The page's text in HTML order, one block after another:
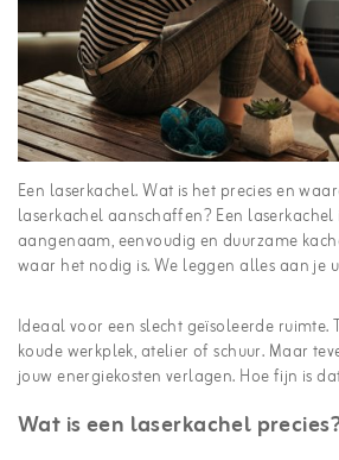
Een laserkachel. Wat is het precies en
laserkachel aanschaffen? Een laserkachel
aangenaam, eenvoudig en duurzame
waar het nodig is. We leggen alles aan je
Ideaal voor een slecht geïsoleerde ruimte.
koude werkplek, atelier of schuur. Maar
jouw energiekosten verlagen. Hoe fijn is
Wat is een laserkachel